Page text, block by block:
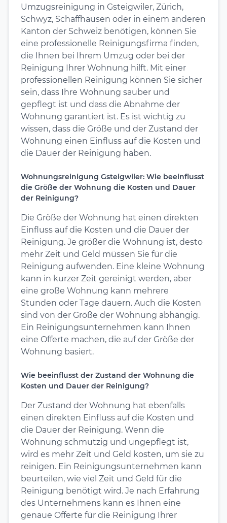
Umzugsreinigung in Gsteigwiler, Zürich,
Schwyz, Schaffhausen oder in einem anderen
Kanton der Schweiz benötigen, können Sie
eine professionelle Reinigungsfirma finden,
die Ihnen bei Ihrem Umzug oder bei der
Reinigung Ihrer Wohnung hilft. Mit einer
professionellen Reinigung können Sie sicher
sein, dass Ihre Wohnung sauber und
gepflegt ist und dass die Abnahme der
Wohnung garantiert ist. Es ist wichtig zu
wissen, dass die Größe und der Zustand der
Wohnung einen Einfluss auf die Kosten und
die Dauer der Reinigung haben.
Wohnungsreinigung Gsteigwiler: Wie beeinflusst
die Größe der Wohnung die Kosten und Dauer
der Reinigung?
Die Größe der Wohnung hat einen direkten
Einfluss auf die Kosten und die Dauer der
Reinigung. Je größer die Wohnung ist, desto
mehr Zeit und Geld müssen Sie für die
Reinigung aufwenden. Eine kleine Wohnung
kann in kurzer Zeit gereinigt werden, aber
eine große Wohnung kann mehrere
Stunden oder Tage dauern. Auch die Kosten
sind von der Größe der Wohnung abhängig.
Ein Reinigungsunternehmen kann Ihnen
eine Offerte machen, die auf der Größe der
Wohnung basiert.
Wie beeinflusst der Zustand der Wohnung die
Kosten und Dauer der Reinigung?
Der Zustand der Wohnung hat ebenfalls
einen direkten Einfluss auf die Kosten und
die Dauer der Reinigung. Wenn die
Wohnung schmutzig und ungepflegt ist,
wird es mehr Zeit und Geld kosten, um sie zu
reinigen. Ein Reinigungsunternehmen kann
beurteilen, wie viel Zeit und Geld für die
Reinigung benötigt wird. Je nach Erfahrung
des Unternehmens kann es Ihnen eine
genaue Offerte für die Reinigung Ihrer